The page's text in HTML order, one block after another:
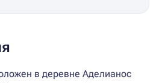
в деревне Аделианос